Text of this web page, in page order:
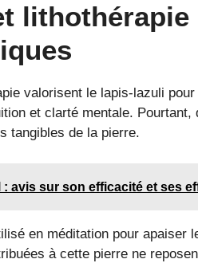
valorisent le lapis-lazuli
et clarté mentale. Pourtant,
tangibles de la pierre.
: avis sur son efficacité et ses
en méditation pour apaiser
à cette pierre ne